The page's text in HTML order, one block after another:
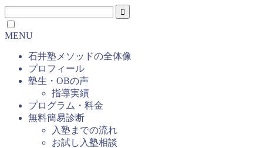
MENU
石井塾メソッドの全体像
プロフィール
塾生・OBの声
指導実績
プログラム・料金
無料簡易診断
入塾までの流れ
お試し入塾相談